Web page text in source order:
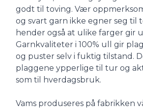
godt til toving. Vær
og svart garn ikke egner seg til
hender også at ulike farger gir
Garnkvaliteter i 100% ull gir
og puster selv i fuktig tilstand.
plaggene ypperlige til tur og
som til hverdagsbruk.
Vams produseres på fabrikken